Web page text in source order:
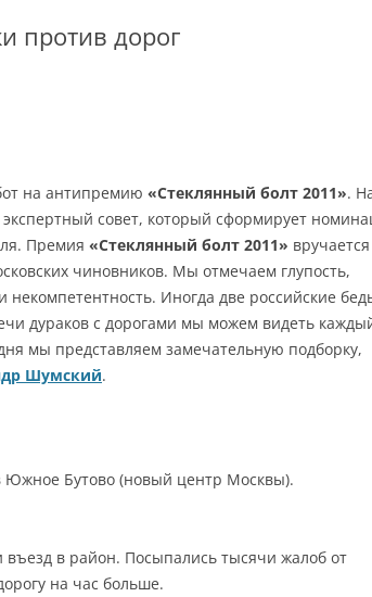
против дорог
на антипремию «Стеклянный болт 2011».
совет, который сформирует
Премия «Стеклянный болт 2011»
чиновников. Мы отмечаем глупость,
Иногда две российские
дураков с дорогами мы можем видеть
мы представляем замечательную подборку,
Шумский.
Южное Бутово (новый центр Москвы).
в район. Посыпались тысячи жалоб от
на час больше.